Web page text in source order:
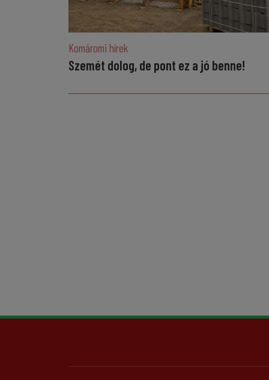
Komáromi hírek
Szemét dolog, de pont ez a jó benne!